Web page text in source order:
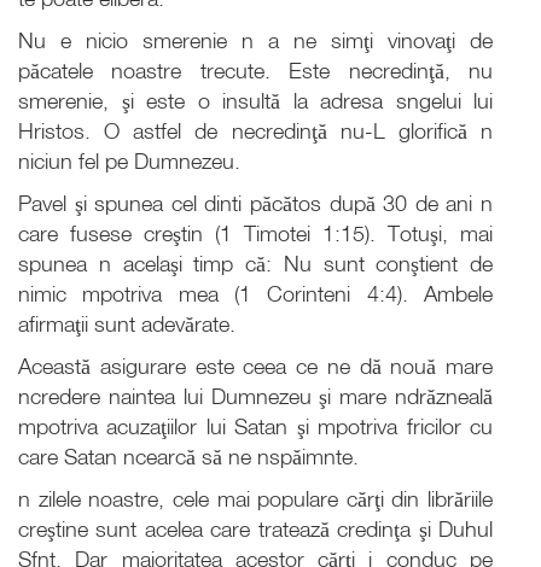
Nu e nicio smerenie n a ne simţi vinovaţi de
păcatele noastre trecute. Este necredinţă, nu
smerenie, şi este o insultă la adresa sngelui lui
Hristos. O astfel de necredinţă nu-L glorifică n
niciun fel pe Dumnezeu.
Pavel şi spunea cel dinti păcătos după 30 de ani n
care fusese creştin (1 Timotei 1:15). Totuşi, mai
spunea n acelaşi timp că: Nu sunt conştient de
nimic mpotriva mea (1 Corinteni 4:4). Ambele
afirmaţii sunt adevărate.
Această asigurare este ceea ce ne dă nouă mare
ncredere naintea lui Dumnezeu şi mare ndrăzneală
mpotriva acuzaţiilor lui Satan şi mpotriva fricilor cu
care Satan ncearcă să ne nspăimnte.
n zilele noastre, cele mai populare cărţi din librăriile
creştine sunt acelea care tratează credinţa şi Duhul
Sfnt. Dar majoritatea acestor cărţi i conduc pe